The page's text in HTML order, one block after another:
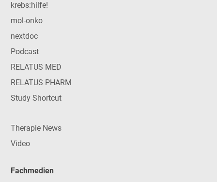
krebs:hilfe!
mol-onko
nextdoc
Podcast
RELATUS MED
RELATUS PHARM
Study Shortcut
Therapie News
Video
Fachmedien